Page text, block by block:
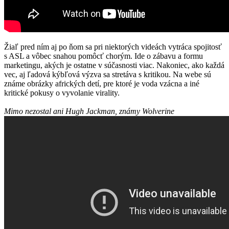
Žiaľ pred ním aj po ňom sa pri niektorých videách vytráca spojitosť
s ASL a vôbec snahou pomôcť chorým. Ide o zábavu a formu
marketingu, akých je ostatne v súčasnosti viac. Nakoniec, ako každá
vec, aj ľadová kýbľová výzva sa stretáva s kritikou. Na webe sú
známe obrázky afrických detí, pre ktoré je voda vzácna a iné
kritické pokusy o vyvolanie virality.
Mimo nezostal ani Hugh Jackman, známy Wolverine